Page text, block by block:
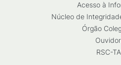
Acesso à
Núcleo de
Órgão
RSC-